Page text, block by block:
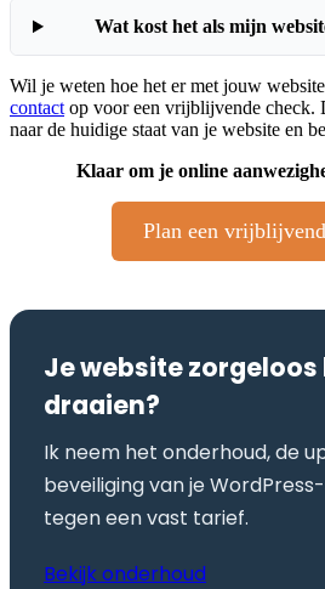
Wat kost het als mijn
Wil je weten hoe het er met jouw
contact op voor een vrijblijvende check.
naar de huidige staat van je website en
Klaar om je online
Plan een
Je website
draaien?
Ik neem het onderhoud, de
beveiliging van je
tegen een vast tarief.
Bekijk onderhoud